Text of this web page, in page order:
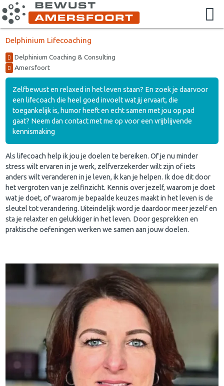
Delphinium Lifecoaching
Delphinium Coaching & Consulting
Amersfoort
Zelfbewust en relaxed in het leven staan? En zoek je daarvoor
een lifecoach die heel goed invoelt wat jij ervaart, die
toegankelijk is, humor heeft en echt samen met jou op pad
gaat? Neem dan contact met me op voor een vrijblijvende
kennismaking
Als lifecoach help ik jou je doelen te bereiken. Of je nu minder
stress wilt ervaren in je werk, zelfverzekerder wilt zijn of iets
anders wilt veranderen in je leven, ik kan je helpen. Ik doe dit door
het vergroten van je zelfinzicht. Kennis over jezelf, waarom je doet
wat je doet, of waarom je bepaalde keuzes maakt in het leven is de
sleutel tot verandering. Uiteindelijk word je daardoor meer jezelf en
sta je relaxter en gelukkiger in het leven. Door gesprekken en
praktische oefeningen werken we samen aan jouw doelen.